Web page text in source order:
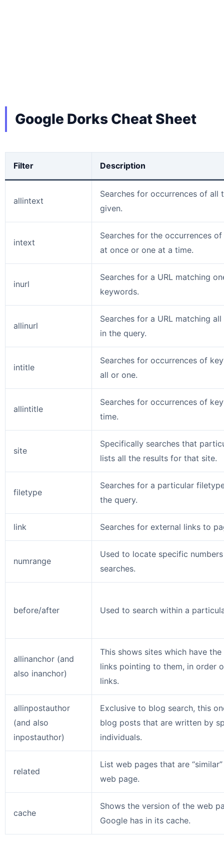
Google Dorks Cheat Sheet
Filter Description
allintext
Searches for occurrences of all
given.
intext
Searches for the occurrences
at once or one at a time.
inurl
Searches for a URL matching
keywords.
allinurl
Searches for a URL matching
in the query.
intitle
Searches for occurrences of
all or one.
allintitle
Searches for occurrences of
time.
site
Specifically searches that
lists all the results for that site.
filetype
Searches for a particular
the query.
link Searches for external links to
numrange
Used to locate specific
searches.
before/after Used to search within a
allinanchor (and
also inanchor)
This shows sites which have
links pointing to them, in order
links.
allinpostauthor
(and also
inpostauthor)
Exclusive to blog search, this
blog posts that are written by
individuals.
related
List web pages that are
web page.
cache
Shows the version of the web
Google has in its cache.